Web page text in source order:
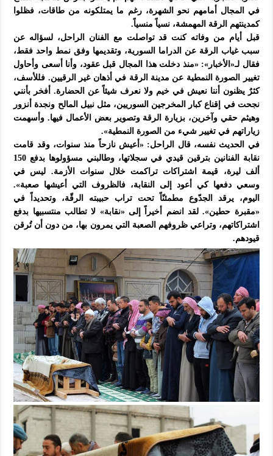
في المجال أمامهم نحو الشهرة، رغم ما يمتلكونه من طاقات، فظلوا
كمدينتهم الرقة المهمشة، نسياً منسياً.
قبل أيام من وفاته كنت قد تواصلت مع الفنان الراحل، لسؤاله عن
سبب غياب الرقة عن الدراما السورية، وتقديمها وفق نمط واحد فقط،
فقال لـ«الأخبار»: «منذ دخلت هذا المجال قبل عقود، وأنا أسعى وأحاول
تغيير الصورة النمطية عن مدينة الرقة في أذهان غير الرقيين. فللأسف،
كثرٌ يظنون أننا نعيش في خيم ولا نعرف شيئاً عن الحضارة. أفخر بأنني
نجحت في إقناع كبار المخرجين السوريين، مثل نبيل المالح ونجدة أنزور
وهيثم حقي وآخرين، بزيارة الرقة وتصوير بعض الأعمال فيها. وأسهمت
زياراتهم في تغيير شيء من الصورة النمطية».
في الحديث نفسه، قال الراحل: «أعيش نازحاً منذ سنوات، وقد قامت
نقابة الفنانين بترقين قيدي في سجلاتها، وطالبني مسؤولوها بدفع 150
ألف ليرة، قيمة اشتراكات تراكمت خلال سنوات الأزمة. ليس في
وسعي دفعها كي أعود إلى النقابة، فالظروف التي أعيشها صعبة».
اليوم، يرقد الجدّوع مطمئنّاً تحت تراب حبيبته الرقّة، وتحديداً في
«مقبرة حطين». لقد انضم أخيراً إلى «نقابة» لا تطالب منتسبيها بدفع
اشتراكاتهم، وتراعي ظروفهم الصعبة التي يمرون بها، من دون أن تُرقن
قيودهم.